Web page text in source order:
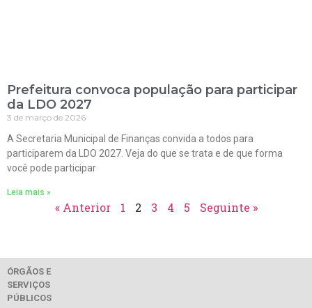
Prefeitura convoca população para participar
da LDO 2027
3 de março de 2026
A Secretaria Municipal de Finanças convida a todos para
participarem da LDO 2027. Veja do que se trata e de que forma
você pode participar
Leia mais »
« Anterior 1 2 3 4 5 Seguinte »
ÓRGÃOS E
SERVIÇOS
PÚBLICOS